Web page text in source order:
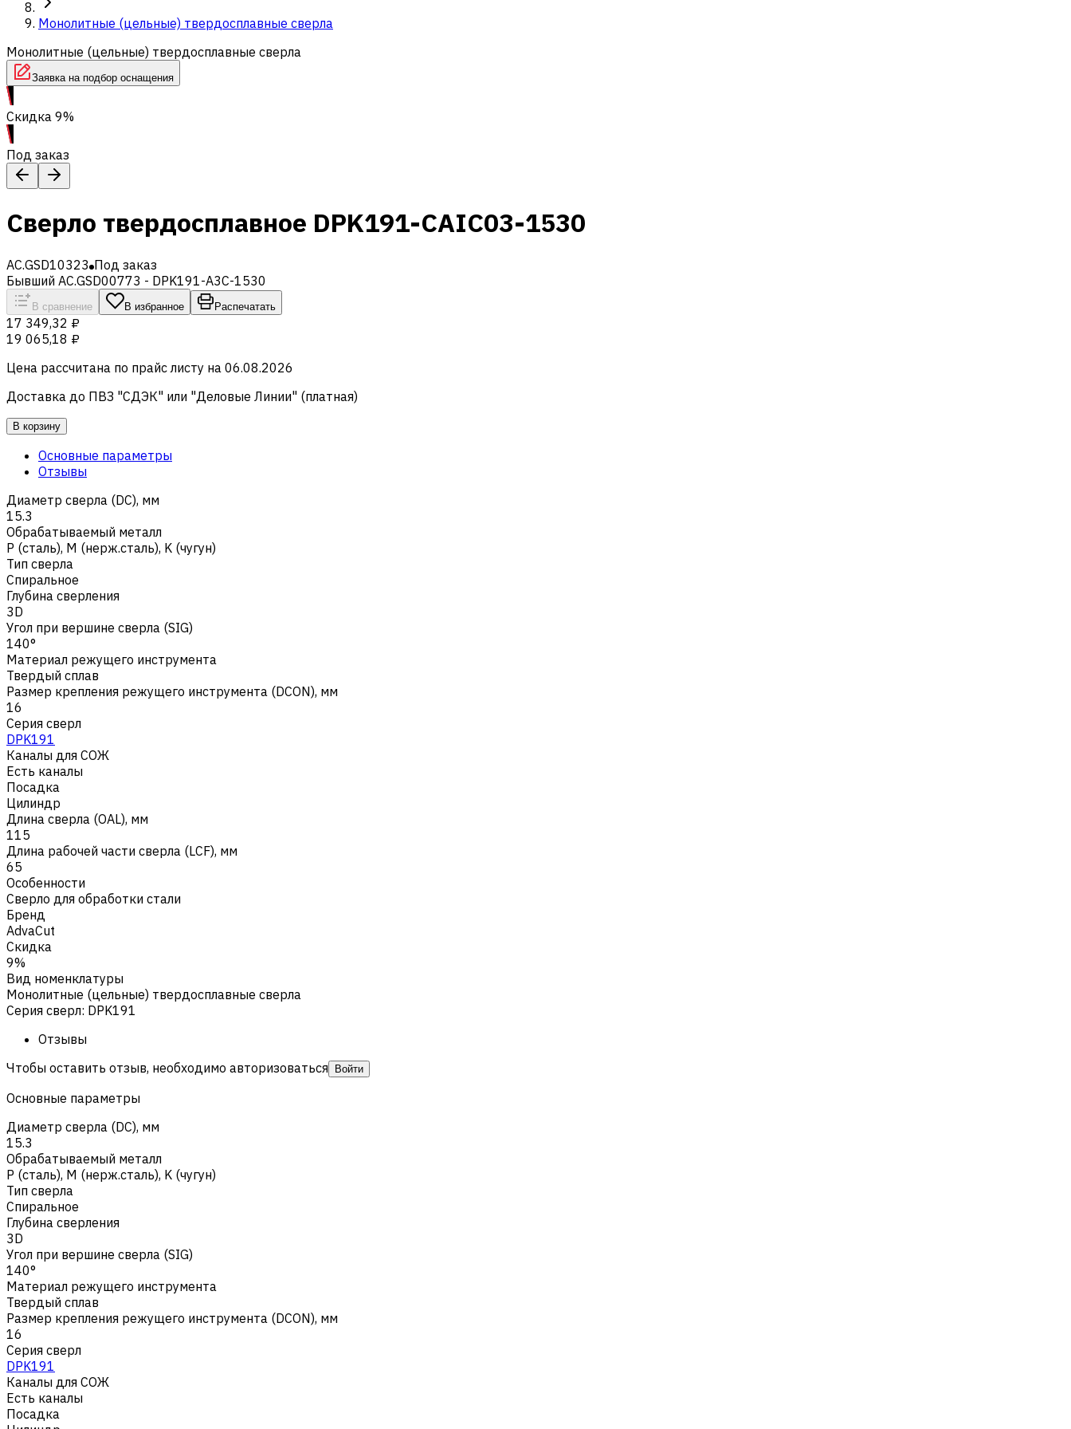
Монолитные (цельные) твердосплавные сверла
Монолитные (цельные) твердосплавные сверла
Заявка на подбор оснащения
Скидка 9%
Под заказ
Сверло твердосплавное DPK191-CAIC03-1530
AC.GSD10323 Под заказ
Бывший AC.GSD00773 - DPK191-A3C-1530
В сравнение В избранное Распечатать
17 349,32 ₽
19 065,18 ₽
Цена рассчитана по прайс листу на 06.08.2026
Доставка до ПВЗ "СДЭК" или "Деловые Линии" (платная)
В корзину
Основные параметры
Отзывы
Диаметр сверла (DC), мм
15.3
Обрабатываемый металл
Р (сталь), M (нерж.сталь), K (чугун)
Тип сверла
Спиральное
Глубина сверления
3D
Угол при вершине сверла (SIG)
140°
Материал режущего инструмента
Твердый сплав
Размер крепления режущего инструмента (DCON), мм
16
Серия сверл
DPK191
Каналы для СОЖ
Есть каналы
Посадка
Цилиндр
Длина сверла (OAL), мм
115
Длина рабочей части сверла (LCF), мм
65
Особенности
Сверло для обработки стали
Бренд
AdvaCut
Скидка
9%
Вид номенклатуры
Монолитные (цельные) твердосплавные сверла
Серия сверл: DPK191
Отзывы
Чтобы оставить отзыв, необходимо авторизоваться
Войти
Основные параметры
Диаметр сверла (DC), мм
15.3
Обрабатываемый металл
Р (сталь), M (нерж.сталь), K (чугун)
Тип сверла
Спиральное
Глубина сверления
3D
Угол при вершине сверла (SIG)
140°
Материал режущего инструмента
Твердый сплав
Размер крепления режущего инструмента (DCON), мм
16
Серия сверл
DPK191
Каналы для СОЖ
Есть каналы
Посадка